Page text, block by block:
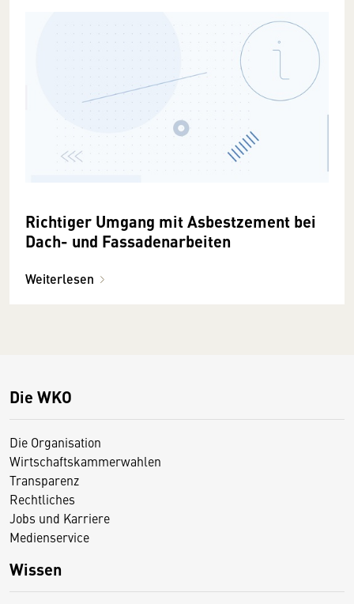
Richtiger Umgang mit Asbestzement bei
Dach- und Fassadenarbeiten
Weiterlesen
Die WKO
Die Organisation
Wirtschaftskammerwahlen
Transparenz
Rechtliches
Jobs und Karriere
Medienservice
Wissen